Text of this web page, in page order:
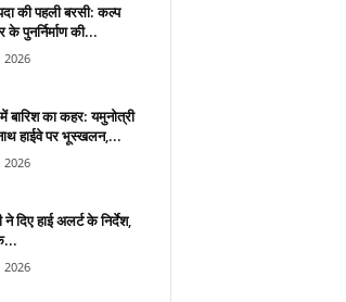
की पहली बरसी: कल्प
के पुनर्निर्माण की...
2026
बारिश का कहर: यमुनोत्री
हाईवे पर भूस्खलन,...
2026
ने दिए हाई अलर्ट के निर्देश,
2026